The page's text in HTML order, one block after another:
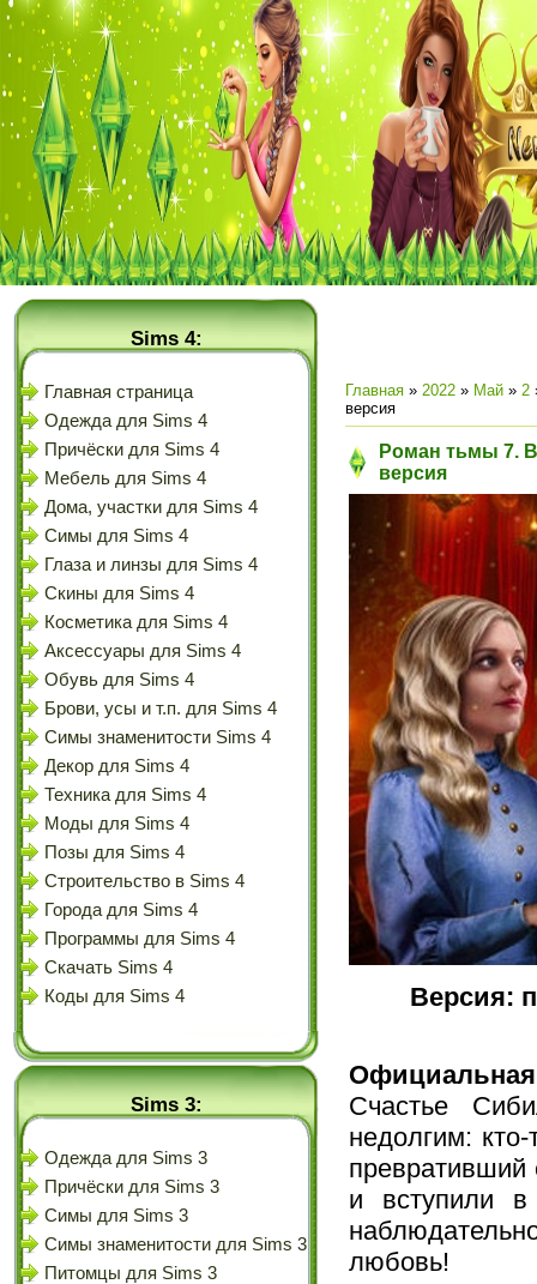
Sims 4:
Главная страница
Одежда для Sims 4
Причёски для Sims 4
Мебель для Sims 4
Дома, участки для Sims 4
Симы для Sims 4
Глаза и линзы для Sims 4
Скины для Sims 4
Косметика для Sims 4
Аксессуары для Sims 4
Обувь для Sims 4
Брови, усы и т.п. для Sims 4
Симы знаменитости Sims 4
Декор для Sims 4
Техника для Sims 4
Моды для Sims 4
Позы для Sims 4
Строительство в Sims 4
Города для Sims 4
Программы для Sims 4
Скачать Sims 4
Коды для Sims 4
Sims 3:
Одежда для Sims 3
Причёски для Sims 3
Симы для Sims 3
Симы знаменитости для Sims 3
Питомцы для Sims 3
Главная » 2022 » Май » 2
версия
Роман тьмы 7.
версия
Версия:
Счастье
недолгим:
превративший
и вступили в
любовь!